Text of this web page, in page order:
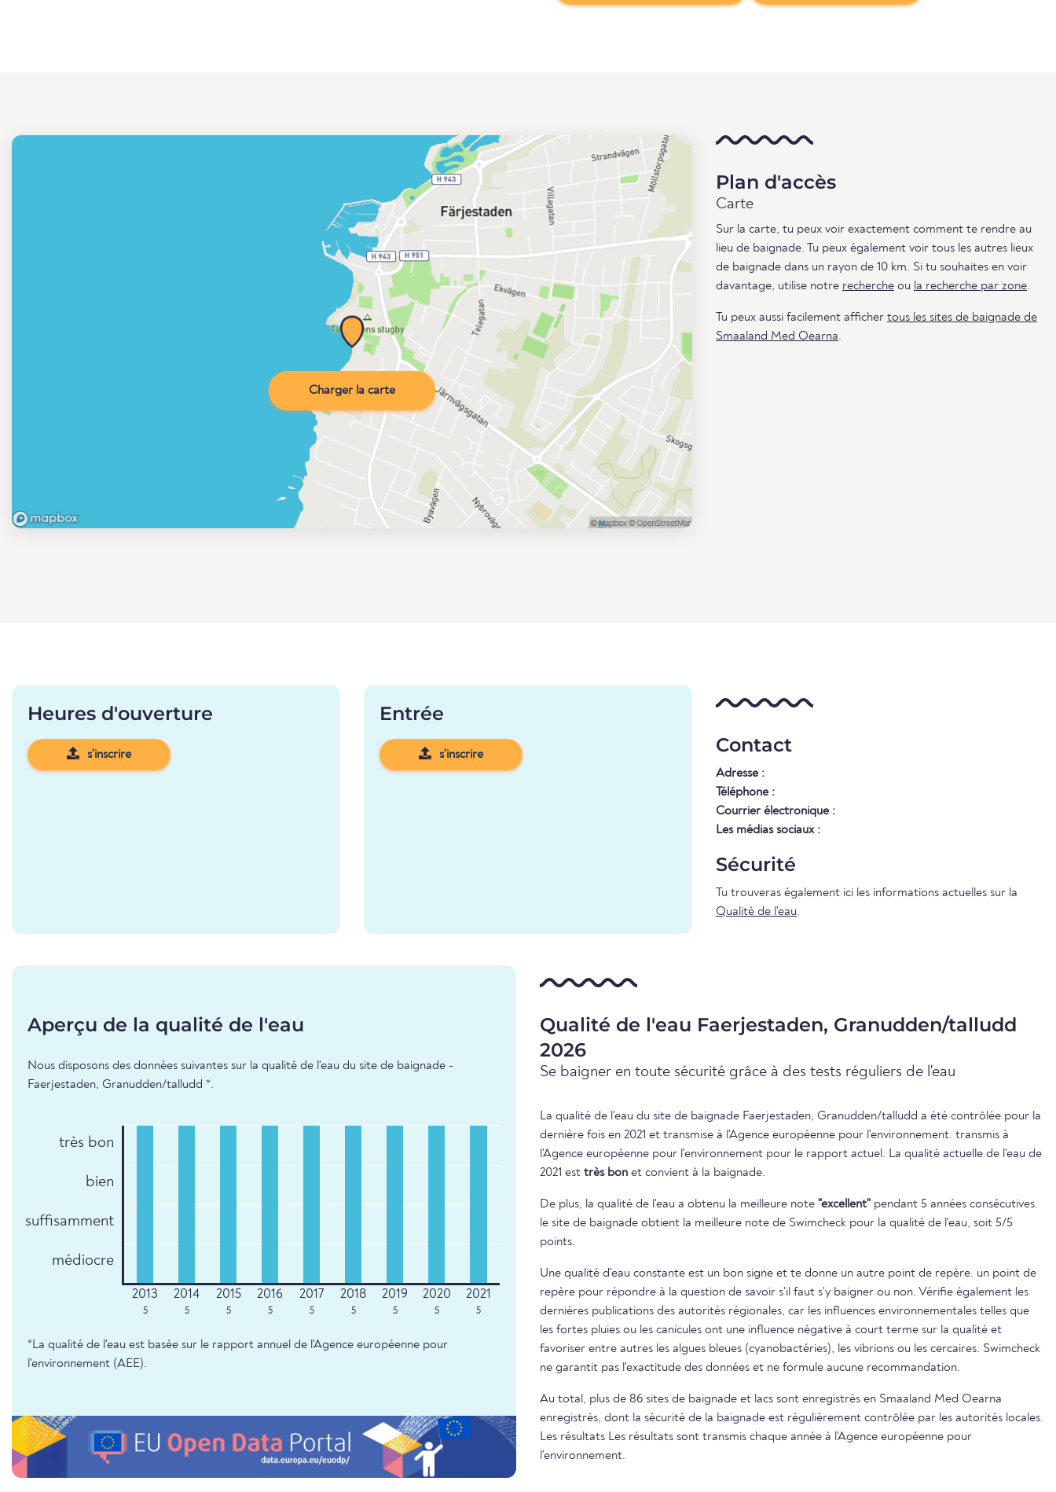
Charger la carte
Plan d'accès
Carte
Sur la carte, tu peux voir exactement comment te rendre au
lieu de baignade. Tu peux également voir tous les autres lieux
de baignade dans un rayon de 10 km. Si tu souhaites en voir
davantage, utilise notre recherche ou la recherche par zone.
Tu peux aussi facilement afficher tous les sites de baignade de
Smaaland Med Oearna.
Heures d'ouverture
s'inscrire
Entrée
s'inscrire Contact
Adresse :
Téléphone :
Courrier électronique :
Les médias sociaux :
Sécurité
Tu trouveras également ici les informations actuelles sur la
Qualité de l'eau.
Aperçu de la qualité de l'eau
Nous disposons des données suivantes sur la qualité de l'eau du site de baignade -
Faerjestaden, Granudden/talludd *.
très bon
bien
suffisamment
médiocre
5 5 5 5 5 5 5 5 5
*La qualité de l'eau est basée sur le rapport annuel de l'Agence européenne pour
l'environnement (AEE).
Qualité de l'eau Faerjestaden, Granudden/talludd
2026
Se baigner en toute sécurité grâce à des tests réguliers de l'eau
La qualité de l'eau du site de baignade Faerjestaden, Granudden/talludd a été contrôlée pour la
dernière fois en 2021 et transmise à l'Agence européenne pour l'environnement. transmis à
l'Agence européenne pour l'environnement pour le rapport actuel. La qualité actuelle de l'eau de
2021 est très bon et convient à la baignade.
De plus, la qualité de l'eau a obtenu la meilleure note "excellent" pendant 5 années consécutives.
le site de baignade obtient la meilleure note de Swimcheck pour la qualité de l'eau, soit 5/5
points.
Une qualité d'eau constante est un bon signe et te donne un autre point de repère. un point de
repère pour répondre à la question de savoir s'il faut s'y baigner ou non. Vérifie également les
dernières publications des autorités régionales, car les influences environnementales telles que
les fortes pluies ou les canicules ont une influence négative à court terme sur la qualité et
favoriser entre autres les algues bleues (cyanobactéries), les vibrions ou les cercaires. Swimcheck
ne garantit pas l'exactitude des données et ne formule aucune recommandation.
Au total, plus de 86 sites de baignade et lacs sont enregistrés en Smaaland Med Oearna
enregistrés, dont la sécurité de la baignade est régulièrement contrôlée par les autorités locales.
Les résultats Les résultats sont transmis chaque année à l'Agence européenne pour
l'environnement.